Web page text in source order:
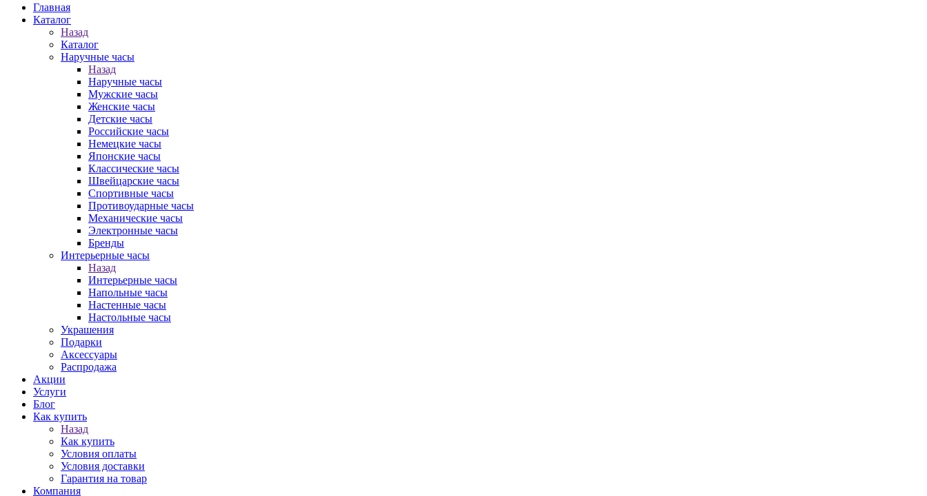
Главная
Каталог
Назад
Каталог
Наручные часы
Назад
Наручные часы
Мужские часы
Женские часы
Детские часы
Российские часы
Немецкие часы
Японские часы
Классические часы
Швейцарские часы
Спортивные часы
Противоударные часы
Механические часы
Электронные часы
Бренды
Интерьерные часы
Назад
Интерьерные часы
Напольные часы
Настенные часы
Настольные часы
Украшения
Подарки
Аксессуары
Распродажа
Акции
Услуги
Блог
Как купить
Назад
Как купить
Условия оплаты
Условия доставки
Гарантия на товар
Компания